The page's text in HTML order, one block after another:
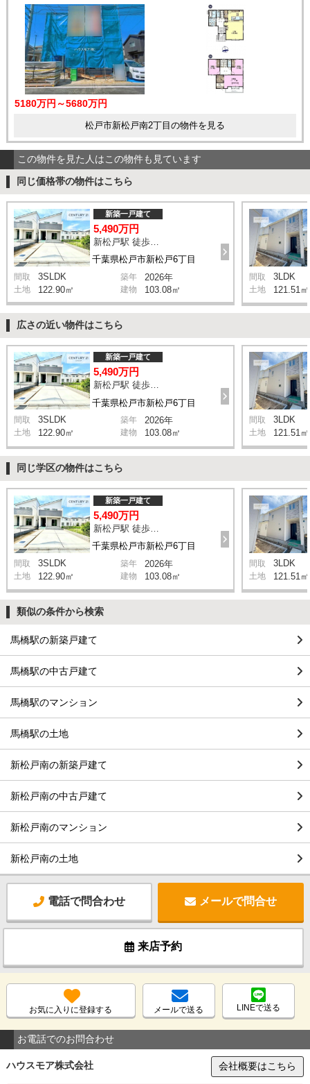
5180万円～5680万円
松戸市新松戸南2丁目の物件を見る
この物件を見た人はこの物件も見ています
同じ価格帯の物件はこちら
千葉県松戸市新松戸6丁目
新築一戸建て
5,490万円
新松戸駅 徒歩20分
間取 3SLDK 築年 2026年
土地 122.90㎡ 建物 103.08㎡
間取 3LDK
土地 121.51㎡
広さの近い物件はこちら
千葉県松戸市新松戸6丁目
新築一戸建て
5,490万円
新松戸駅 徒歩20分
間取 3SLDK 築年 2026年
土地 122.90㎡ 建物 103.08㎡
間取 3LDK
土地 121.51㎡
同じ学区の物件はこちら
千葉県松戸市新松戸6丁目
新築一戸建て
5,490万円
間取 3SLDK 築年 2026年
土地 122.90㎡ 建物 103.08㎡
間取 3LDK
土地 121.51㎡
類似の条件から検索
馬橋駅の新築戸建て
馬橋駅の中古戸建て
馬橋駅のマンション
馬橋駅の土地
新松戸南の新築戸建て
新松戸南の中古戸建て
新松戸南のマンション
新松戸南の土地
電話で問合わせ メールで問合せ
来店予約
お気に入りに登録する メールで送る LINEで送る
お電話でのお問合わせ
ハウスモア株式会社 会社概要はこちら